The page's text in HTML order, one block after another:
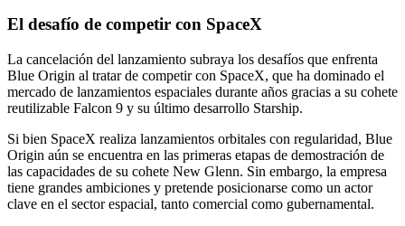
El desafío de competir con SpaceX
La cancelación del lanzamiento subraya los desafíos que enfrenta
Blue Origin al tratar de competir con SpaceX, que ha dominado el
mercado de lanzamientos espaciales durante años gracias a su cohete
reutilizable Falcon 9 y su último desarrollo Starship.
Si bien SpaceX realiza lanzamientos orbitales con regularidad, Blue
Origin aún se encuentra en las primeras etapas de demostración de
las capacidades de su cohete New Glenn. Sin embargo, la empresa
tiene grandes ambiciones y pretende posicionarse como un actor
clave en el sector espacial, tanto comercial como gubernamental.